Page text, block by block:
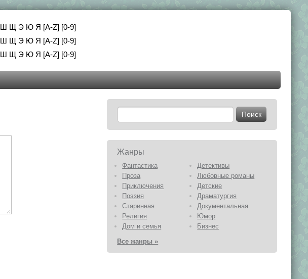
Ш Щ Э Ю Я [A-Z] [0-9]
Ш Щ Э Ю Я [A-Z] [0-9]
Ш Щ Э Ю Я [A-Z] [0-9]
Жанры
Фантастика
Детективы
Проза
Любовные романы
Приключения
Детские
Поэзия
Драматургия
Старинная
Документальная
Религия
Юмор
Дом и семья
Бизнес
Все жанры »